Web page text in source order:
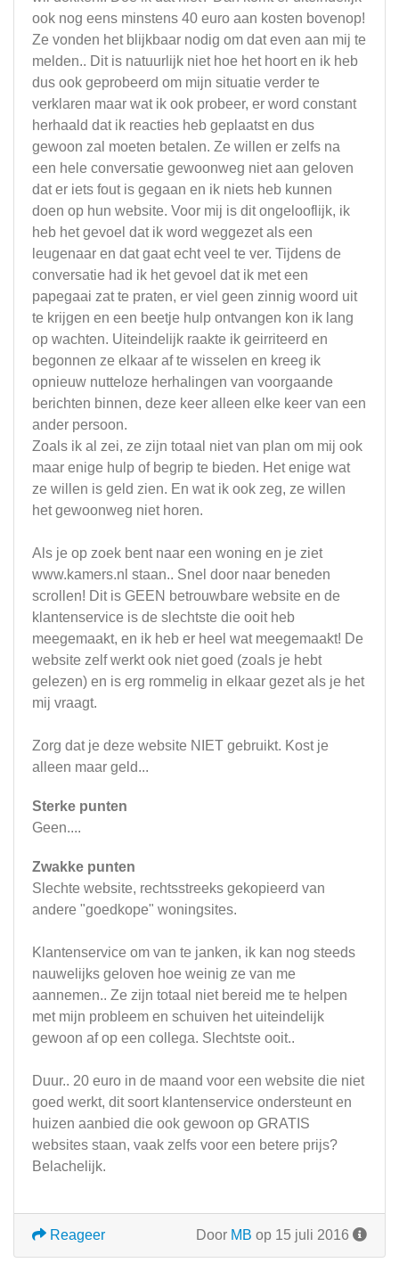
ook nog eens minstens 40 euro aan kosten bovenop!
Ze vonden het blijkbaar nodig om dat even aan mij te
melden.. Dit is natuurlijk niet hoe het hoort en ik heb
dus ook geprobeerd om mijn situatie verder te
verklaren maar wat ik ook probeer, er word constant
herhaald dat ik reacties heb geplaatst en dus
gewoon zal moeten betalen. Ze willen er zelfs na
een hele conversatie gewoonweg niet aan geloven
dat er iets fout is gegaan en ik niets heb kunnen
doen op hun website. Voor mij is dit ongelooflijk, ik
heb het gevoel dat ik word weggezet als een
leugenaar en dat gaat echt veel te ver. Tijdens de
conversatie had ik het gevoel dat ik met een
papegaai zat te praten, er viel geen zinnig woord uit
te krijgen en een beetje hulp ontvangen kon ik lang
op wachten. Uiteindelijk raakte ik geirriteerd en
begonnen ze elkaar af te wisselen en kreeg ik
opnieuw nutteloze herhalingen van voorgaande
berichten binnen, deze keer alleen elke keer van een
ander persoon.
Zoals ik al zei, ze zijn totaal niet van plan om mij ook
maar enige hulp of begrip te bieden. Het enige wat
ze willen is geld zien. En wat ik ook zeg, ze willen
het gewoonweg niet horen.
Als je op zoek bent naar een woning en je ziet
www.kamers.nl staan.. Snel door naar beneden
scrollen! Dit is GEEN betrouwbare website en de
klantenservice is de slechtste die ooit heb
meegemaakt, en ik heb er heel wat meegemaakt! De
website zelf werkt ook niet goed (zoals je hebt
gelezen) en is erg rommelig in elkaar gezet als je het
mij vraagt.
Zorg dat je deze website NIET gebruikt. Kost je
alleen maar geld...
Sterke punten
Geen....
Zwakke punten
Slechte website, rechtsstreeks gekopieerd van
andere "goedkope" woningsites.
Klantenservice om van te janken, ik kan nog steeds
nauwelijks geloven hoe weinig ze van me
aannemen.. Ze zijn totaal niet bereid me te helpen
met mijn probleem en schuiven het uiteindelijk
gewoon af op een collega. Slechtste ooit..
Duur.. 20 euro in de maand voor een website die niet
goed werkt, dit soort klantenservice ondersteunt en
huizen aanbied die ook gewoon op GRATIS
websites staan, vaak zelfs voor een betere prijs?
Belachelijk.
Door MB op 15 juli 2016
Reageer